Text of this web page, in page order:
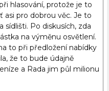
hlasování, protože je to
asi pro dobrou věc. Je to
sídlišti. Po diskusích, zda
na výměnu osvětlení.
to při předložení nabídky
že to bude údajně
a Rada jim půl milionu